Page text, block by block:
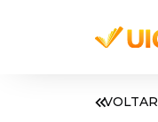
VOLTAR